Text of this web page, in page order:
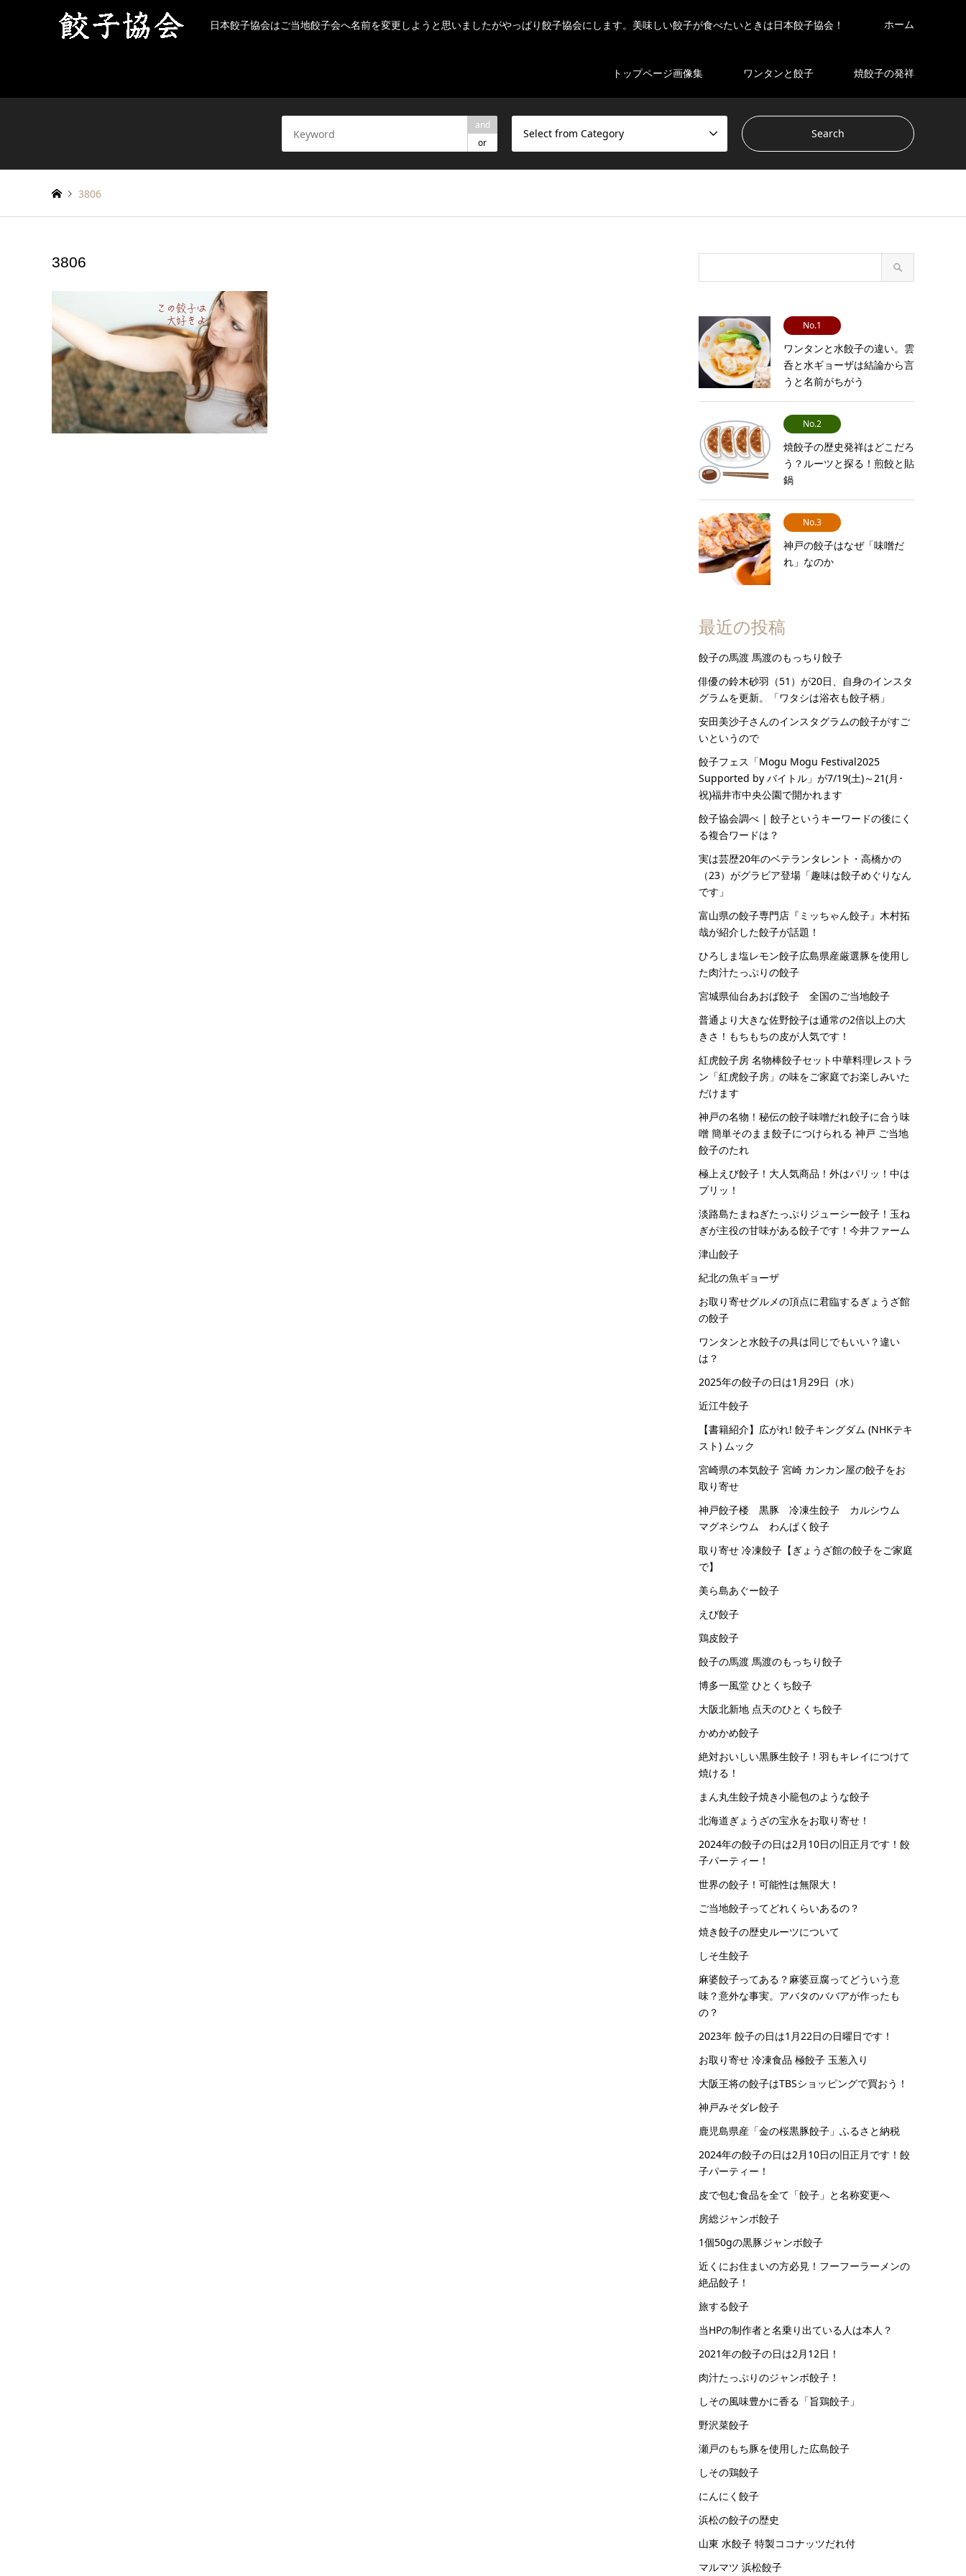
日本餃子協会はご当地餃子会へ名前を変更しようと思いましたがやっぱり餃子協会にします。美味しい餃子が食べたいときは日本餃子協会！ ホーム
トップページ画像集 ワンタンと餃子 焼餃子の発祥
and
or
Select from Category
3806
3806
No.1
ワンタンと水餃子の違い。雲
呑と水ギョーザは結論から言
うと名前がちがう
No.2
焼餃子の歴史発祥はどこだろ
う？ルーツと探る！煎餃と貼
鍋
No.3
神戸の餃子はなぜ「味噌だ
れ」なのか
最近の投稿
餃子の馬渡 馬渡のもっちり餃子
俳優の鈴木砂羽（51）が20日、自身のインスタ
グラムを更新。「ワタシは浴衣も餃子柄」
安田美沙子さんのインスタグラムの餃子がすご
いというので
餃子フェス「Mogu Mogu Festival2025
Supported by バイトル」が7/19(土)～21(月･
祝)福井市中央公園で開かれます
餃子協会調べ | 餃子というキーワードの後にく
る複合ワードは？
実は芸歴20年のベテランタレント・高橋かの
（23）がグラビア登場「趣味は餃子めぐりなん
です」
富山県の餃子専門店『ミッちゃん餃子』木村拓
哉が紹介した餃子が話題！
ひろしま塩レモン餃子広島県産厳選豚を使用し
た肉汁たっぷりの餃子
宮城県仙台あおば餃子 全国のご当地餃子
普通より大きな佐野餃子は通常の2倍以上の大
きさ！もちもちの皮が人気です！
紅虎餃子房 名物棒餃子セット中華料理レストラ
ン「紅虎餃子房」の味をご家庭でお楽しみいた
だけます
神戸の名物！秘伝の餃子味噌だれ餃子に合う味
噌 簡単そのまま餃子につけられる 神戸 ご当地
餃子のたれ
極上えび餃子！大人気商品！外はパリッ！中は
プリッ！
淡路島たまねぎたっぷりジューシー餃子！玉ね
ぎが主役の甘味がある餃子です！今井ファーム
津山餃子
紀北の魚ギョーザ
お取り寄せグルメの頂点に君臨するぎょうざ館
の餃子
ワンタンと水餃子の具は同じでもいい？違い
は？
2025年の餃子の日は1月29日（水）
近江牛餃子
【書籍紹介】広がれ! 餃子キングダム (NHKテキ
スト) ムック
宮崎県の本気餃子 宮崎 カンカン屋の餃子をお
取り寄せ
神戸餃子楼 黒豚 冷凍生餃子 カルシウム
マグネシウム わんぱく餃子
取り寄せ 冷凍餃子【ぎょうざ館の餃子をご家庭
で】
美ら島あぐー餃子
えび餃子
鶏皮餃子
餃子の馬渡 馬渡のもっちり餃子
博多一風堂 ひとくち餃子
大阪北新地 点天のひとくち餃子
かめかめ餃子
絶対おいしい黒豚生餃子！羽もキレイにつけて
焼ける！
まん丸生餃子焼き小籠包のような餃子
北海道ぎょうざの宝永をお取り寄せ！
2024年の餃子の日は2月10日の旧正月です！餃
子パーティー！
世界の餃子！可能性は無限大！
ご当地餃子ってどれくらいあるの？
焼き餃子の歴史ルーツについて
しそ生餃子
麻婆餃子ってある？麻婆豆腐ってどういう意
味？意外な事実。アバタのババアが作ったも
の？
2023年 餃子の日は1月22日の日曜日です！
お取り寄せ 冷凍食品 極餃子 玉葱入り
大阪王将の餃子はTBSショッピングで買おう！
神戸みそダレ餃子
鹿児島県産「金の桜黒豚餃子」ふるさと納税
2024年の餃子の日は2月10日の旧正月です！餃
子パーティー！
皮で包む食品を全て「餃子」と名称変更へ
房総ジャンボ餃子
1個50gの黒豚ジャンボ餃子
近くにお住まいの方必見！フーフーラーメンの
絶品餃子！
旅する餃子
当HPの制作者と名乗り出ている人は本人？
2021年の餃子の日は2月12日！
肉汁たっぷりのジャンボ餃子！
しその風味豊かに香る「旨鶏餃子」
野沢菜餃子
瀬戸のもち豚を使用した広島餃子
しその鶏餃子
にんにく餃子
浜松の餃子の歴史
山東 水餃子 特製ココナッツだれ付
マルマツ 浜松餃子